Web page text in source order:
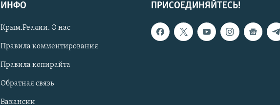
ПРИСОЕДИНЯЙТЕСЬ!
ИНФО
Крым.Реалии. О нас
Правила комментирования
Правила копирайта
Обратная связь
Вакансии